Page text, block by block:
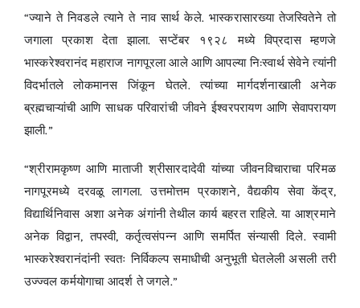
“ज्याने ते निवडले त्याने ते नाव सार्थ केले. भास्करासारख्या तेजस्वितेने तो
जगाला प्रकाश देता झाला. सप्टेंबर १९२८ मध्ये विप्रदास म्हणजे
भास्करेश्वरानंद महाराज नागपूरला आले आणि आपल्या नि:स्वार्थ सेवेने त्यांनी
विदर्भातले लोकमानस जिंकून घेतले. त्यांच्या मार्गदर्शनाखाली अनेक
ब्रह्मचाऱ्यांची आणि साधक परिवारांची जीवने ईश्वरपरायण आणि सेवापरायण
झाली.”
“श्रीरामकृष्ण आणि माताजी श्रीसारदादेवी यांच्या जीवनविचाराचा परिमळ
नागपूरमध्ये दरवळू लागला. उत्तमोत्तम प्रकाशने, वैद्यकीय सेवा केंद्र,
विद्यार्थिनिवास अशा अनेक अंगांनी तेथील कार्य बहरत राहिले. या आश्रमाने
अनेक विद्वान, तपस्वी, कर्तृत्वसंपन्न आणि समर्पित संन्यासी दिले. स्वामी
भास्करेश्वरानंदांनी स्वतः निर्विकल्प समाधीची अनुभूती घेतलेली असली तरी
उज्ज्वल कर्मयोगाचा आदर्श ते जगले.”